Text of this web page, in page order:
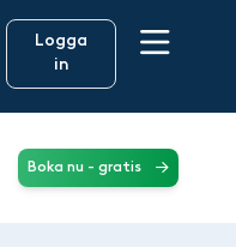
Logga
in
Boka nu - gratis